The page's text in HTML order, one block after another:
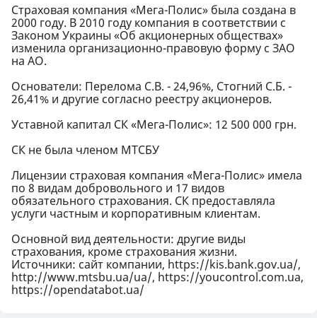
Страховая компания «Мега-Полис» была создана в
2000 году. В 2010 году компания в соответствии с
Законом Украины «Об акционерных обществах»
изменила организационно-правовую форму с ЗАО
на АО.
Основатели: Перелома С.В. - 24,96%, Стогний С.Б. -
26,41% и другие согласно реестру акционеров.
Уставной капитал СК «Мега-Полис»: 12 500 000 грн.
СК не была членом МТСБУ
Лицензии страховая компания «Мега-Полис» имела
по 8 видам добровольного и 17 видов
обязательного страхования. СК предоставляла
услуги частным и корпоративным клиентам.
Основной вид деятельности: другие виды
страхования, кроме страхования жизни.
Источники: сайт компании, https://kis.bank.gov.ua/,
http://www.mtsbu.ua/ua/, https://youcontrol.com.ua,
https://opendatabot.ua/